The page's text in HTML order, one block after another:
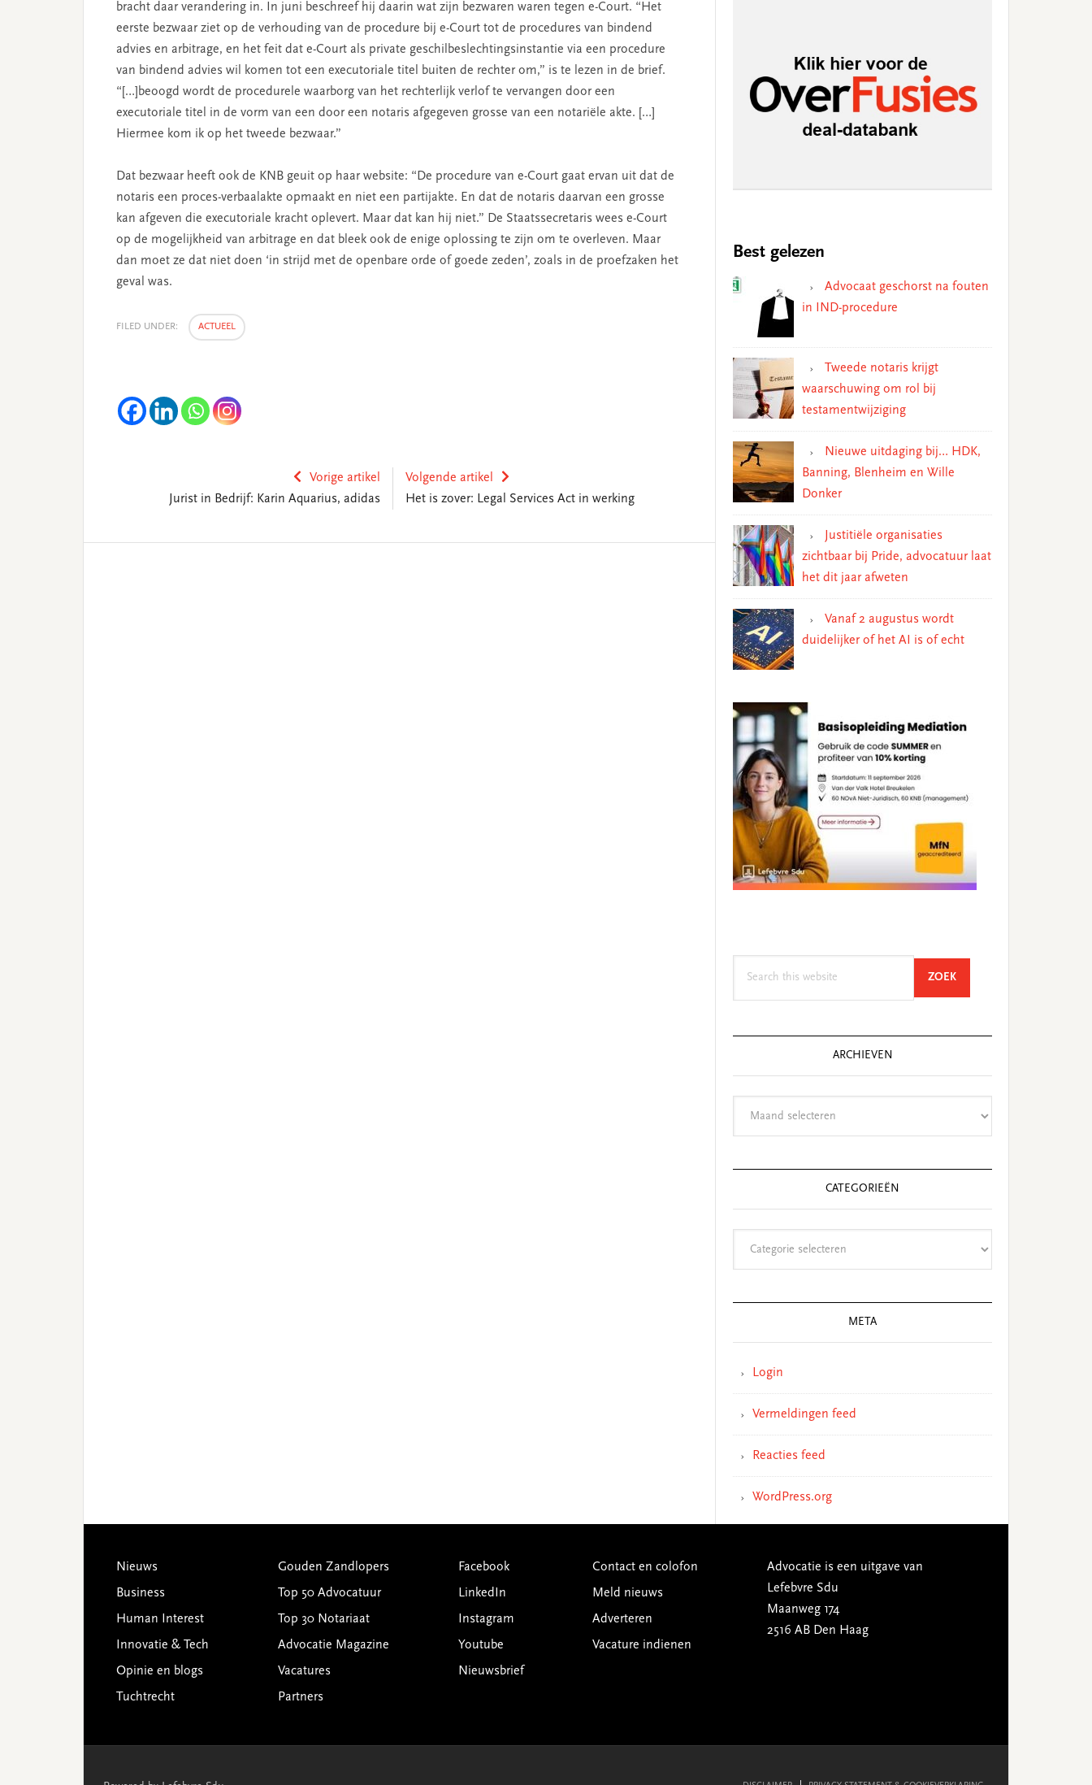
bracht daar verandering in. In juni beschreef hij daarin wat zijn bezwaren waren tegen e-Court. “Het
eerste bezwaar ziet op de verhouding van de procedure bij e-Court tot de procedures van bindend
advies en arbitrage, en het feit dat e-Court als private geschilbeslechtingsinstantie via een procedure
van bindend advies wil komen tot een executoriale titel buiten de rechter om,” is te lezen in de brief.
“[…]beoogd wordt de procedurele waarborg van het rechterlijk verlof te vervangen door een
executoriale titel in de vorm van een door een notaris afgegeven grosse van een notariële akte. […]
Hiermee kom ik op het tweede bezwaar.”
Dat bezwaar heeft ook de KNB geuit op haar website: “De procedure van e-Court gaat ervan uit dat de
notaris een proces-verbaalakte opmaakt en niet een partijakte. En dat de notaris daarvan een grosse
kan afgeven die executoriale kracht oplevert. Maar dat kan hij niet.” De Staatssecretaris wees e-Court
op de mogelijkheid van arbitrage en dat bleek ook de enige oplossing te zijn om te overleven. Maar
dan moet ze dat niet doen ‘in strijd met de openbare orde of goede zeden’, zoals in de proefzaken het
geval was.
FILED UNDER: ACTUEEL
Vorige artikel
Jurist in Bedrijf: Karin Aquarius, adidas
Volgende artikel
Het is zover: Legal Services Act in werking
Best gelezen
Advocaat geschorst na fouten
in IND-procedure
Tweede notaris krijgt
waarschuwing om rol bij
testamentwijziging
Nieuwe uitdaging bij… HDK,
Banning, Blenheim en Wille
Donker
Justitiële organisaties
zichtbaar bij Pride, advocatuur laat
het dit jaar afweten
Vanaf 2 augustus wordt
duidelijker of het AI is of echt
ZOEKSEARCH
ARCHIEVEN
CATEGORIEËN
META
Login
Vermeldingen feed
Reacties feed
WordPress.org
Footer
Nieuws
Business
Human Interest
Innovatie & Tech
Opinie en blogs
Tuchtrecht
Gouden Zandlopers
Top 50 Advocatuur
Top 30 Notariaat
Advocatie Magazine
Vacatures
Partners
Facebook
LinkedIn
Instagram
Youtube
Nieuwsbrief
Contact en colofon
Meld nieuws
Adverteren
Vacature indienen
Advocatie is een uitgave van
Lefebvre Sdu
Maanweg 174
2516 AB Den Haag